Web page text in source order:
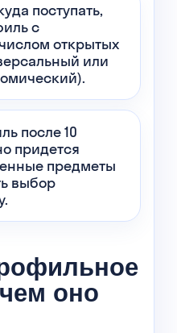
поступать,
с
открытых
или
после 10
придется
предметы
выбор
оно